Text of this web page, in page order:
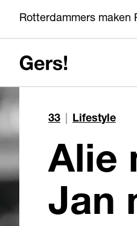
Rotterdammers maken
33 Lifestyle
Alie
Jan